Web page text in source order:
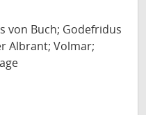
von Buch; Godefridus
Albrant; Volmar;